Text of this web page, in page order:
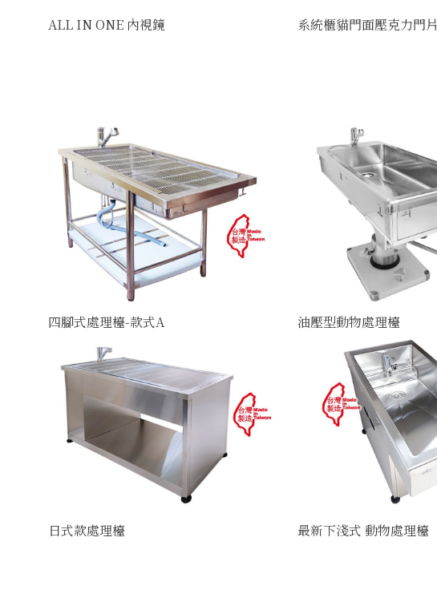
ALL IN ONE 內視鏡 系統櫃貓門面壓克力門片
四腳式處理檯-款式A 油壓型動物處理檯
日式款處理檯 最新下淺式 動物處理檯